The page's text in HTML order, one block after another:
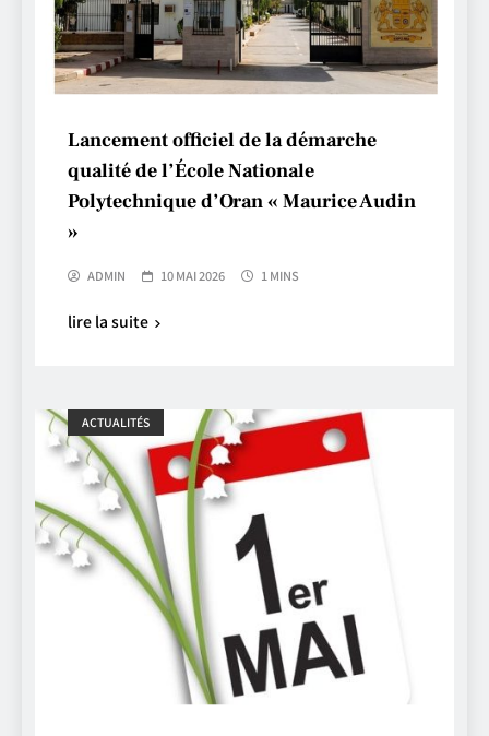
Lancement officiel de la démarche
qualité de l’École Nationale
Polytechnique d’Oran « Maurice Audin
»
ADMIN 10 MAI 2026 1 MINS
lire la suite
ACTUALITÉS